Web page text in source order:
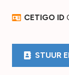
CETIGO ID
STUUR